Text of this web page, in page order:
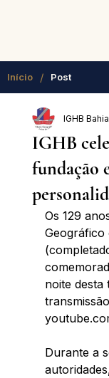
Início / Post
IGHB
fundação
IGHB Bahia
Os 129
Geográfico
noite desta
Durante a